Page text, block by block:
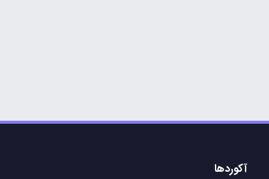
آکوردها